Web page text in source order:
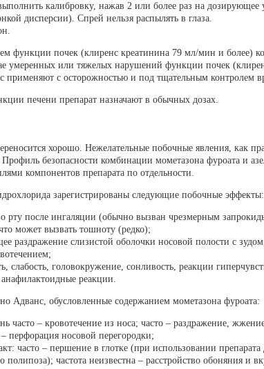
калибровку, нажав 2 или более раз на дозирующее
дисперсии). Спрей нельзя распылять в глаза.
функции почек (клиренс креатинина 79 мл/мин и более)
умеренных или тяжелых нарушений функции почек
с осторожностью и под тщательным контролем
печени препарат назначают в обычных дозах.
хорошо. Нежелательные побочные явления, как
безопасности комбинации мометазона фуроата и
компонентов препарата по отдельности.
зарегистрированы следующие побочные эффекты:
рту после ингаляции (обычно вызван чрезмерным
может вызвать тошноту (редко);
раздражение слизистой оболочки носовой полости с
слабость, головокружение, сонливость, реакции
реакции.
Адванс, обусловленные содержанием мометазона фуроата:
часто – кровотечение из носа; часто – раздражение,
– перфорация носовой перегородки;
часто – першение в глотке (при использовании препарата
полипоза); частота неизвестна – расстройство обоняния и